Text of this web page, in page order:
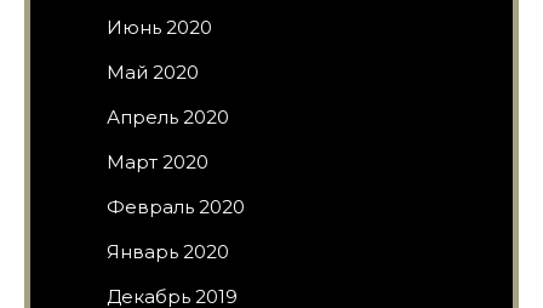
Июнь 2020
Май 2020
Апрель 2020
Март 2020
Февраль 2020
Январь 2020
Декабрь 2019